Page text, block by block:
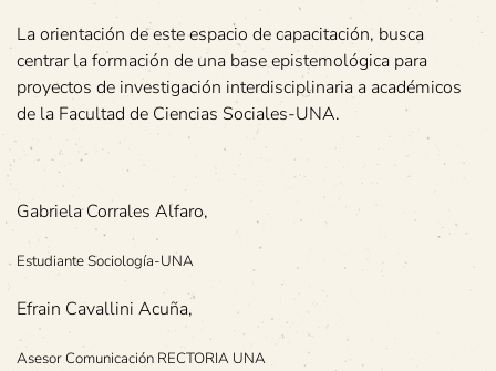
La orientación de este espacio de capacitación, busca
centrar la formación de una base epistemológica para
proyectos de investigación interdisciplinaria a académicos
de la Facultad de Ciencias Sociales-UNA.
Gabriela Corrales Alfaro,
Estudiante Sociología-UNA
Efrain Cavallini Acuña,
Asesor Comunicación RECTORIA UNA